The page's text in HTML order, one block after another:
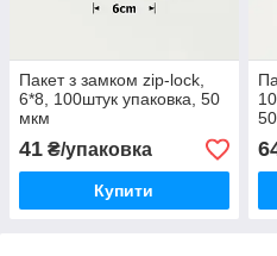
Пакет з замком zip-lock,
6*8, 100штук упаковка, 50
мкм
41 ₴/упаковка
Купити